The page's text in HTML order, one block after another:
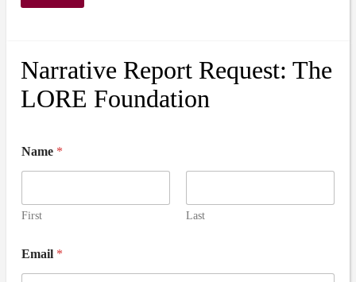
Narrative Report Request: The
LORE Foundation
Name *
First Last
Email *